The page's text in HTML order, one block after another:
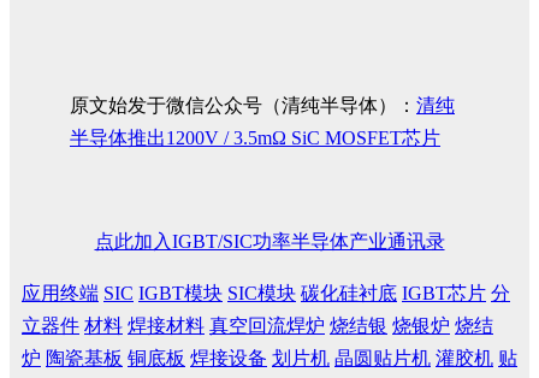
原文始发于微信公众号（清纯半导体）： 清纯
半导体推出1200V / 3.5mΩ SiC MOSFET芯片
点此加入IGBT/SIC功率半导体产业通讯录
应用终端 SIC IGBT模块 SIC模块 碳化硅衬底 IGBT芯片 分
立器件 材料 焊接材料 真空回流焊炉 烧结银 烧银炉 烧结
炉 陶瓷基板 铜底板 焊接设备 划片机 晶圆贴片机 灌胶机 贴